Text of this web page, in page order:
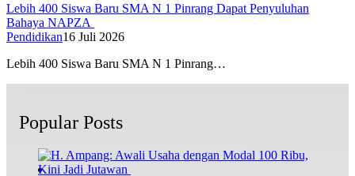
Lebih 400 Siswa Baru SMA N 1 Pinrang Dapat Penyuluhan
Bahaya NAPZA
Pendidikan16 Juli 2026
Lebih 400 Siswa Baru SMA N 1 Pinrang…
Popular Posts